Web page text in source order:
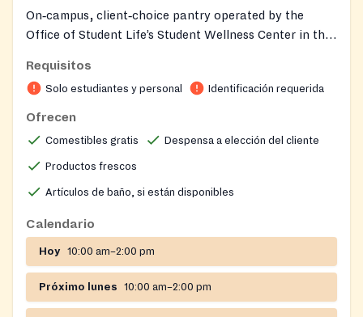
On‑campus, client‑choice pantry operated by the
Office of Student Life’s Student Wellness Center in the
groceries—including fresh produce, pantry staples,
meat and dairy, and personal‑care items—to Ohio
State students. Orders are placed via PantrySoft for
university holiday schedules and adjusts hours between
semesters.
Requisitos
Solo estudiantes y personal Identificación requerida
Ofrecen
Comestibles gratis Despensa a elección del cliente
Productos frescos
Artículos de baño, si están disponibles
Calendario
Hoy 10:00 am–2:00 pm
Próximo lunes 10:00 am–2:00 pm